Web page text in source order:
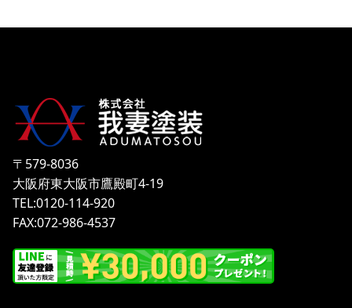
〒579-8036
大阪府東大阪市鷹殿町4-19
TEL:0120-114-920
FAX:072-986-4537